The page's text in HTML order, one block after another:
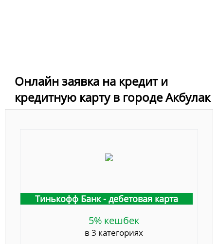
Онлайн заявка на кредит и
кредитную карту в городе Акбулак
Тинькофф Банк - дебетовая карта
5% кешбек
в 3 категориях